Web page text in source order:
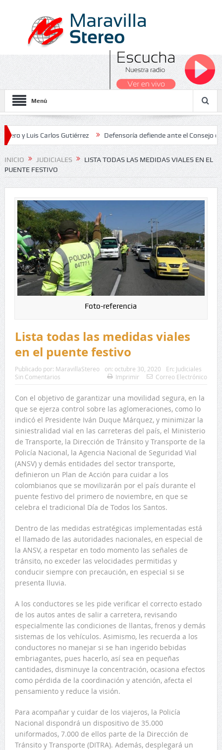
Menú
Carlos Gutiérrez Defensoría defiende ante el Consejo de
2026
INICIO JUDICIALES
LISTA TODAS LAS MEDIDAS VIALES EN EL
PUENTE FESTIVO
Foto-referencia
Lista todas las medidas viales
en el puente festivo
Publicado por: MaravillaStereo on: octubre 30, 2020 En: Judiciales
Sin Comentarios
Imprimir Correo Electrónico
Con el objetivo de garantizar una movilidad segura, en la
que se ejerza control sobre las aglomeraciones, como lo
indicó el Presidente Iván Duque Márquez, y minimizar la
siniestralidad vial en las carreteras del país, el Ministerio
de Transporte, la Dirección de Tránsito y Transporte de la
Policía Nacional, la Agencia Nacional de Seguridad Vial
(ANSV) y demás entidades del sector transporte,
definieron un Plan de Acción para cuidar a los
colombianos que se movilizarán por el país durante el
puente festivo del primero de noviembre, en que se
celebra el tradicional Día de Todos los Santos.
Dentro de las medidas estratégicas implementadas está
el llamado de las autoridades nacionales, en especial de
la ANSV, a respetar en todo momento las señales de
tránsito, no exceder las velocidades permitidas y
conducir siempre con precaución, en especial si se
presenta lluvia.
A los conductores se les pide verificar el correcto estado
de los autos antes de salir a carretera, revisando
especialmente las condiciones de llantas, frenos y demás
sistemas de los vehículos. Asimismo, les recuerda a los
conductores no manejar si se han ingerido bebidas
embriagantes, pues hacerlo, así sea en pequeñas
cantidades, disminuye la concentración, ocasiona efectos
como pérdida de la coordinación y atención, afecta el
pensamiento y reduce la visión.
Para acompañar y cuidar de los viajeros, la Policía
Nacional dispondrá un dispositivo de 35.000
uniformados, 7.000 de ellos parte de la Dirección de
Tránsito y Transporte (DITRA). Además, desplegará un